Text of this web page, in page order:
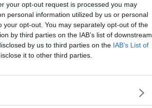
your opt-out request is processed you may
personal information utilized by us or personal
opt-out. You may separately opt-out of the
by third parties on the IAB’s list of downstream
by us to third parties on the IAB’s List of
it to other third parties.